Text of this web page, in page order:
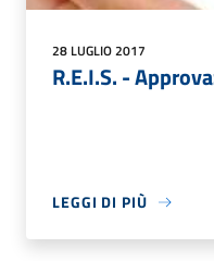
28 LUGLIO 2017
R.E.I.S. -
LEGGI DI PIÙ